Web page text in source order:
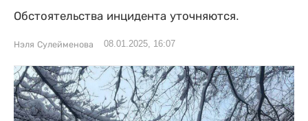
Обстоятельства инцидента уточняются.
Нэля Сулейменова 08.01.2025, 16:07